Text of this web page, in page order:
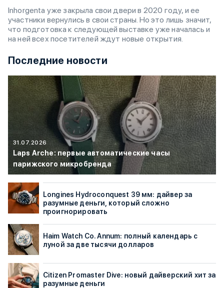
Inhorgenta уже закрыла свои двери в 2020 году, и ее
участники вернулись в свои страны. Но это лишь значит,
что подготовка к следующей выставке уже началась и
на ней всех посетителей ждут новые открытия.
Последние новости
31.07.2026
Laps Arche: первые автоматические часы
парижского микробренда
Longines Hydroconquest 39 мм: дайвер за
разумные деньги, который сложно
проигнорировать
Haim Watch Co. Annum: полный календарь с
луной за две тысячи долларов
Citizen Promaster Dive: новый дайверский хит за
разумные деньги